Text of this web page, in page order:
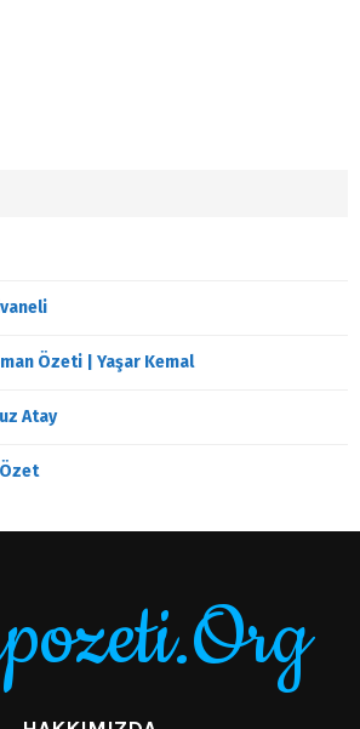
Özeti | Yaşar Kemal
Atay